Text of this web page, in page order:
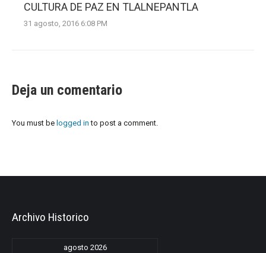
CULTURA DE PAZ EN TLALNEPANTLA
31 agosto, 2016 6:08 PM
Deja un comentario
You must be logged in to post a comment.
Archivo Historico
agosto 2026